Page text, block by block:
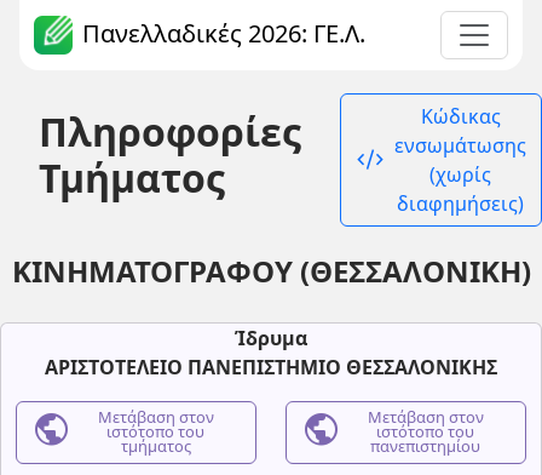
Πανελλαδικές 2026: ΓΕ.Λ.
Πληροφορίες
Τμήματος
code_xml
Κώδικας
ενσωμάτωσης
(χωρίς
διαφημήσεις)
ΚΙΝΗΜΑΤΟΓΡΑΦΟΥ (ΘΕΣΣΑΛΟΝΙΚΗ)
Ίδρυμα
ΑΡΙΣΤΟΤΕΛΕΙΟ ΠΑΝΕΠΙΣΤΗΜΙΟ ΘΕΣΣΑΛΟΝΙΚΗΣ
public Μετάβαση στον
ιστότοπο του
τμήματος public Μετάβαση στον
ιστότοπο του
πανεπιστημίου